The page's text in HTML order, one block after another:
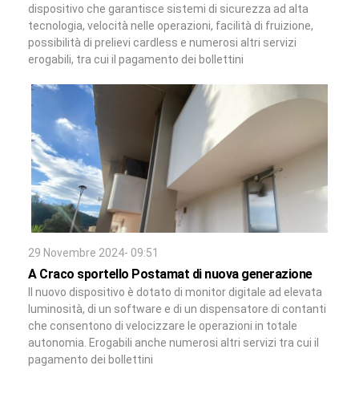
dispositivo che garantisce sistemi di sicurezza ad alta
tecnologia, velocità nelle operazioni, facilità di fruizione,
possibilità di prelievi cardless e numerosi altri servizi
erogabili, tra cui il pagamento dei bollettini
29 Novembre 2024- 09:51
A Craco sportello Postamat di nuova generazione
Il nuovo dispositivo è dotato di monitor digitale ad elevata
luminosità, di un software e di un dispensatore di contanti
che consentono di velocizzare le operazioni in totale
autonomia. Erogabili anche numerosi altri servizi tra cui il
pagamento dei bollettini